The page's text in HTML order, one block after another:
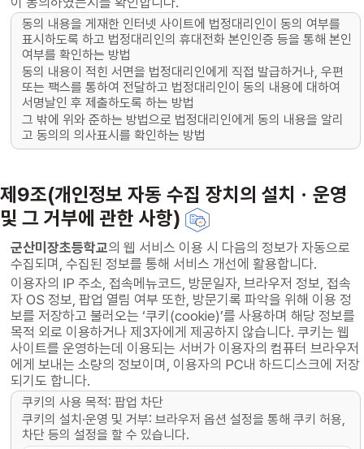
동의 내용을 게재한 인터넷 사이트에 법정대리인이 동의 여부를
표시하도록 하고 법정대리인의 휴대전화 본인인증 등을 통해 본인
여부를 확인하는 방법
동의 내용이 적힌 서면을 법정대리인에게 직접 발급하거나, 우편
또는 팩스를 통하여 전달하고 법정대리인이 동의 내용에 대하여
서명날인 후 제출하도록 하는 방법
그 밖에 위와 준하는 방법으로 법정대리인에게 동의 내용을 알리
고 동의의 의사표시를 확인하는 방법
제9조(개인정보 자동 수집 장치의 설치ㆍ운영
및 그 거부에 관한 사항)
군산미장초등학교의 웹 서비스 이용 시 다음의 정보가 자동으로
수집되며, 수집된 정보를 통해 서비스 개선에 활용합니다.
이용자의 IP 주소, 접속메뉴코드, 방문일자, 브라우저 정보, 접속
자 OS 정보, 팝업 열림 여부 또한, 방문기록 파악을 위해 이용 정
보를 저장하고 불러오는 ‘쿠키(cookie)’를 사용하며 해당 정보를
목적 외로 이용하거나 제3자에게 제공하지 않습니다. 쿠키는 웹
사이트를 운영하는데 이용되는 서버가 이용자의 컴퓨터 브라우저
에게 보내는 소량의 정보이며, 이용자의 PC내 하드디스크에 저장
되기도 합니다.
쿠키의 사용 목적: 팝업 차단
쿠키의 설치·운영 및 거부: 브라우저 옵션 설정을 통해 쿠키 허용,
차단 등의 설정을 할 수 있습니다.